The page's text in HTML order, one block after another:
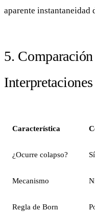
aparente instantaneidad
5.
Interpretaciones
Característica
¿Ocurre colapso?
Mecanismo
Regla de Born